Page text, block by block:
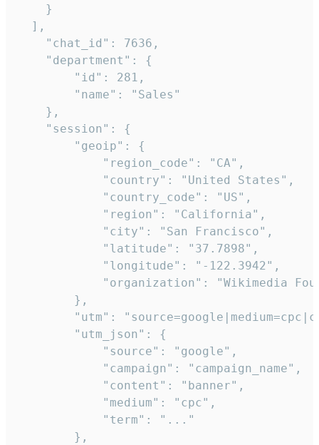
    }
  ],
    "chat_id": 7636,
    "department": {
        "id": 281,
        "name": "Sales"
    },
    "session": {
        "geoip": {
            "region_code": "CA",
            "country": "United States",
            "country_code": "US",
            "region": "California",
            "city": "San Francisco",
            "latitude": "37.7898",
            "longitude": "-122.3942",
"organization": "Wikimedia
        },
"utm":
        "utm_json": {
            "source": "google",
            "campaign": "campaign_name",
            "content": "banner",
            "medium": "cpc",
            "term": "..."
        },